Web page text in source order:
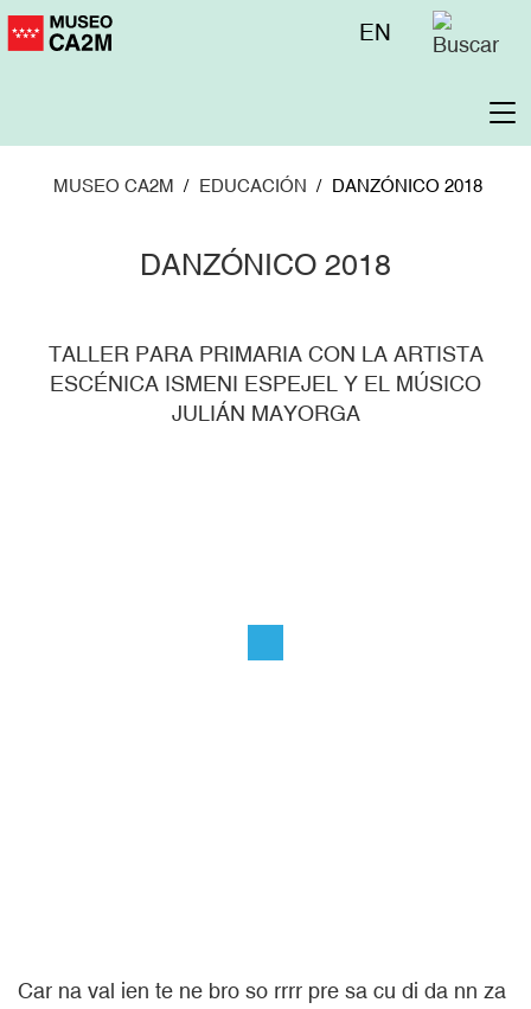
Pasar
Menú
EN
MUSEO CA2M EDUCACIÓN DANZÓNICO 2018
DANZÓNICO 2018
TALLER PARA PRIMARIA CON LA ARTISTA
ESCÉNICA ISMENI ESPEJEL Y EL MÚSICO
JULIÁN MAYORGA
Car na val ien te ne bro so rrrr pre sa cu di da nn za